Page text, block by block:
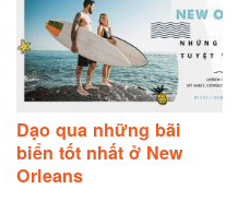
Dạo qua những bãi
biển tốt nhất ở New
Orleans